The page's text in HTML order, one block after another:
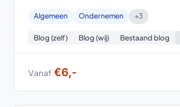
Algemeen Ondernemen +3
Blog (zelf) Blog (wij) Bestaand blog
Vanaf €6,-